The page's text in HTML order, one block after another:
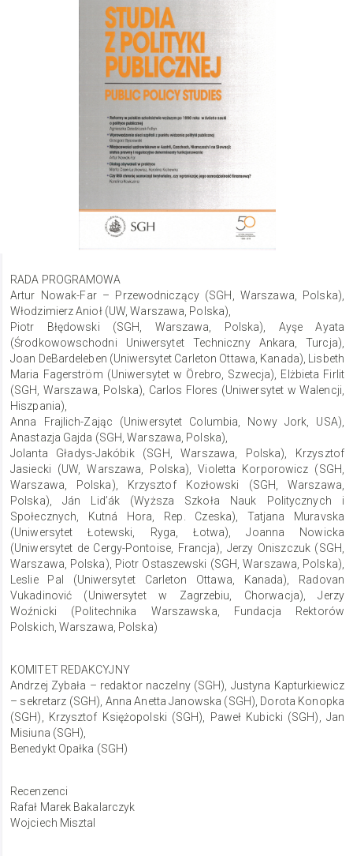
RADA PROGRAMOWA
Artur Nowak-Far – Przewodniczący (SGH, Warszawa, Polska),
Włodzimierz Anioł (UW, Warszawa, Polska),
Piotr Błędowski (SGH, Warszawa, Polska), Ayşe Ayata
(Środkowowschodni Uniwersytet Techniczny Ankara, Turcja),
Joan DeBardeleben (Uniwersytet Carleton Ottawa, Kanada), Lisbeth
Maria Fagerström (Uniwersytet w Örebro, Szwecja), Elżbieta Firlit
(SGH, Warszawa, Polska), Carlos Flores (Uniwersytet w Walencji,
Hiszpania),
Anna Frajlich-Zając (Uniwersytet Columbia, Nowy Jork, USA),
Anastazja Gajda (SGH, Warszawa, Polska),
Jolanta Gładys-Jakóbik (SGH, Warszawa, Polska), Krzysztof
Jasiecki (UW, Warszawa, Polska), Violetta Korporowicz (SGH,
Warszawa, Polska), Krzysztof Kozłowski (SGH, Warszawa,
Polska), Ján Lid’ák (Wyższa Szkoła Nauk Politycznych i
Społecznych, Kutná Hora, Rep. Czeska), Tatjana Muravska
(Uniwersytet Łotewski, Ryga, Łotwa), Joanna Nowicka
(Uniwersytet de Cergy-Pontoise, Francja), Jerzy Oniszczuk (SGH,
Warszawa, Polska), Piotr Ostaszewski (SGH, Warszawa, Polska),
Leslie Pal (Uniwersytet Carleton Ottawa, Kanada), Radovan
Vukadinović (Uniwersytet w Zagrzebiu, Chorwacja), Jerzy
Woźnicki (Politechnika Warszawska, Fundacja Rektorów
Polskich, Warszawa, Polska)
KOMITET REDAKCYJNY
Andrzej Zybała – redaktor naczelny (SGH), Justyna Kapturkiewicz
– sekretarz (SGH), Anna Anetta Janowska (SGH), Dorota Konopka
(SGH), Krzysztof Księżopolski (SGH), Paweł Kubicki (SGH), Jan
Misiuna (SGH),
Benedykt Opałka (SGH)
Recenzenci
Rafał Marek Bakalarczyk
Wojciech Misztal